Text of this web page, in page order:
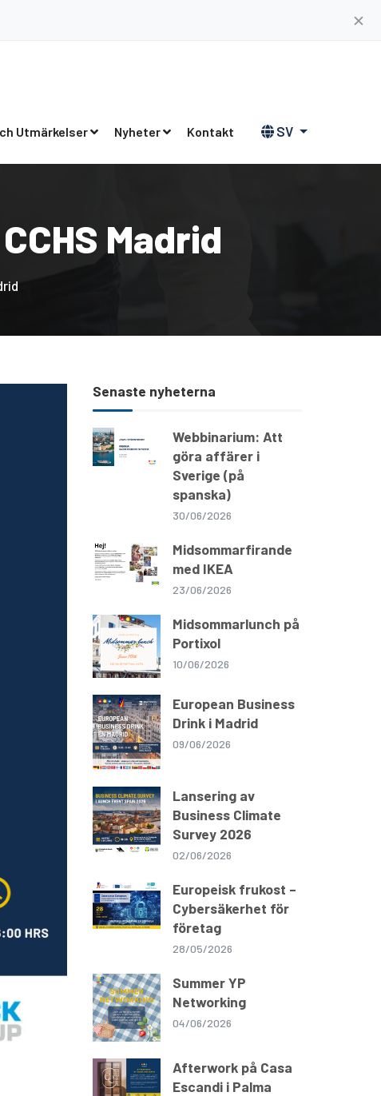
✕
Utmärkelser Nyheter Kontakt SV
Madrid
Senaste nyheterna
Webbinarium: Att
göra affärer i
Sverige (på
spanska)
30/06/2026
Midsommarfirande
med IKEA
23/06/2026
Midsommarlunch på
Portixol
10/06/2026
European Business
Drink i Madrid
09/06/2026
Lansering av
Business Climate
Survey 2026
02/06/2026
Europeisk frukost –
Cybersäkerhet för
företag
28/05/2026
Summer YP
Networking
04/06/2026
Afterwork på Casa
Escandi i Palma